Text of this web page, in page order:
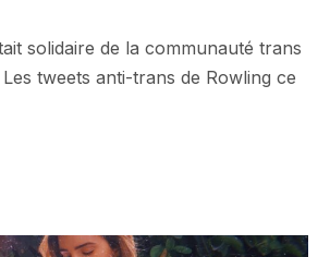
solidaire de la communauté trans
tweets anti-trans de Rowling ce